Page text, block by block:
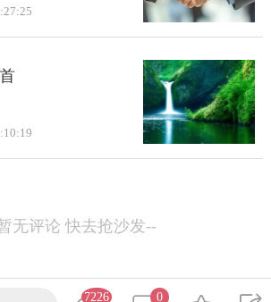
无评论 快去抢沙发--
7226 0